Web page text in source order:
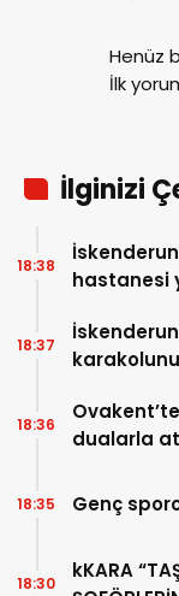
Henüz
İlk
İlginizi
hastanesi
18:38
18:37
dualarla
18:36
Genç
18:35
kKARA
18:30